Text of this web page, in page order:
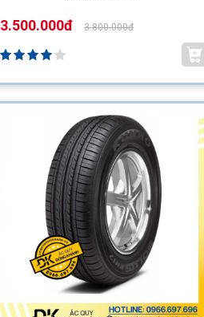
3.500.000đ 3.800.000đ